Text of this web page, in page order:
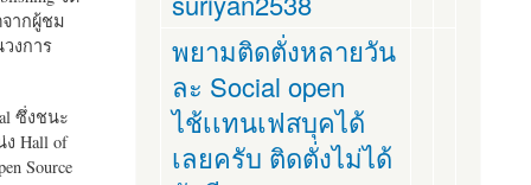
ากผู้ชม
งการ
ซึ่งชนะ
Hall of
Source
พยามติดตั่งหลายวัน
ละ Social open
ไช้เเทนเฟสบุคได้
เลยครับ ติดตั่งไม่ได้